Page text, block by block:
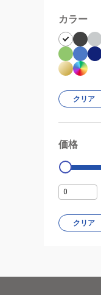
カラー
クリア
価格
0
クリア